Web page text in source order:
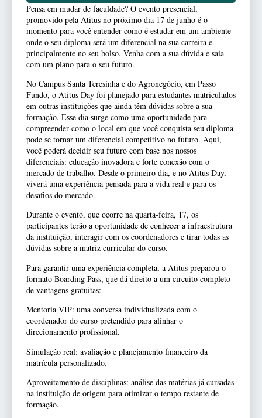
Pensa em mudar de faculdade? O evento presencial,
promovido pela Atitus no próximo dia 17 de junho é o
momento para você entender como é estudar em um ambiente
onde o seu diploma será um diferencial na sua carreira e
principalmente no seu bolso. Venha com a sua dúvida e saia
com um plano para o seu futuro.
No Campus Santa Teresinha e do Agronegócio, em Passo
Fundo, o Atitus Day foi planejado para estudantes matriculados
em outras instituições que ainda têm dúvidas sobre a sua
formação. Esse dia surge como uma oportunidade para
compreender como o local em que você conquista seu diploma
pode se tornar um diferencial competitivo no futuro. Aqui,
você poderá decidir seu futuro com base nos nossos
diferenciais: educação inovadora e forte conexão com o
mercado de trabalho. Desde o primeiro dia, e no Atitus Day,
viverá uma experiência pensada para a vida real e para os
desafios do mercado.
Durante o evento, que ocorre na quarta-feira, 17, os
participantes terão a oportunidade de conhecer a infraestrutura
da instituição, interagir com os coordenadores e tirar todas as
dúvidas sobre a matriz curricular do curso.
Para garantir uma experiência completa, a Atitus preparou o
formato Boarding Pass, que dá direito a um circuito completo
de vantagens gratuitas:
Mentoria VIP: uma conversa individualizada com o
coordenador do curso pretendido para alinhar o
direcionamento profissional.
Simulação real: avaliação e planejamento financeiro da
matrícula personalizado.
Aproveitamento de disciplinas: análise das matérias já cursadas
na instituição de origem para otimizar o tempo restante de
formação.